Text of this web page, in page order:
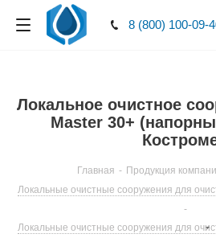
8 (800) 100-09-
Локальное очистное
Master 30+
Главная - Продукция
Локальные очистные сооружения для
-
Локальные очистные сооружения для